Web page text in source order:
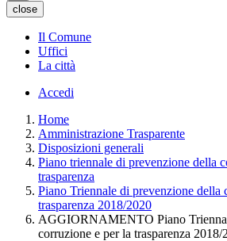
close
Il Comune
Uffici
La città
Accedi
Home
Amministrazione Trasparente
Disposizioni generali
Piano triennale di prevenzione della
trasparenza
Piano Triennale di prevenzione della
trasparenza 2018/2020
AGGIORNAMENTO Piano
corruzione e per la trasparenza 2018/